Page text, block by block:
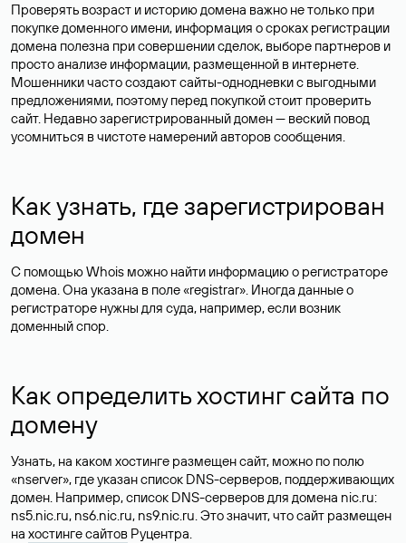
Проверять возраст и историю домена важно не только при
покупке доменного имени, информация о сроках регистрации
домена полезна при совершении сделок, выборе партнеров и
просто анализе информации, размещенной в интернете.
Мошенники часто создают сайты-однодневки с выгодными
предложениями, поэтому перед покупкой стоит проверить
сайт. Недавно зарегистрированный домен — веский повод
усомниться в чистоте намерений авторов сообщения.
Как узнать, где зарегистрирован
домен
С помощью Whois можно найти информацию о регистраторе
домена. Она указана в поле «registrar». Иногда данные о
регистраторе нужны для суда, например, если возник
доменный спор.
Как определить хостинг сайта по
домену
Узнать, на каком хостинге размещен сайт, можно по полю
«nserver», где указан список DNS-серверов, поддерживающих
домен. Например, список DNS-серверов для домена nic.ru:
ns5.nic.ru, ns6.nic.ru, ns9.nic.ru. Это значит, что сайт размещен
на хостинге сайтов Руцентра.